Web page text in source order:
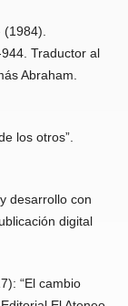
(1984).
Traductor al
Abraham.
los otros”.
desarrollo con
digital
“El cambio